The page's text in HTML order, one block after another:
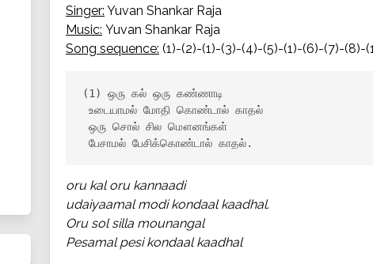
Singer: Yuvan Shankar Raja
Music: Yuvan Shankar Raja
Song sequence: (1)-(2)-(1)-(3)-(4)-(5)-(1)-(6)-(7)-(8)-
(1) ஒரு கல் ஒரு கண்ணாடி
உடையாமல் மோதி கொண்டால் காதல்
ஒரு சொல் சில மௌனங்கள்
பேசாமல் பேசிக்கொண்டால் காதல்.
oru kal oru kannaadi
udaiyaamal modi kondaal kaadhal.
Oru sol silla mounangal
Pesamal pesi kondaal kaadhal